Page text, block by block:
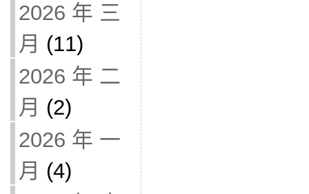
2026 年 三
月 (11)
2026 年 二
月 (2)
2026 年 一
月 (4)